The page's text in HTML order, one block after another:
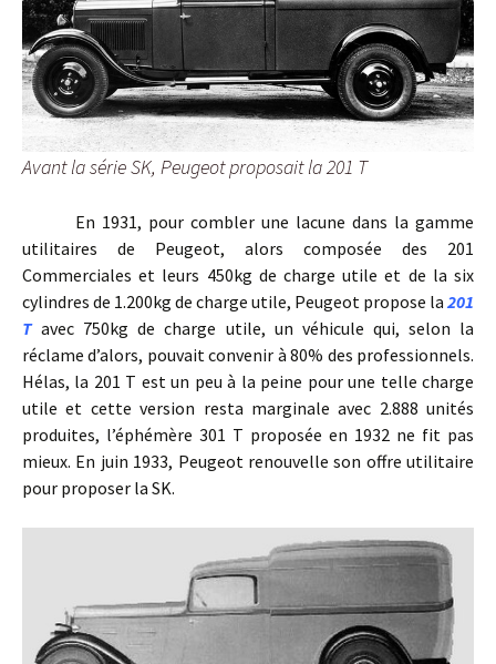
Avant la série SK, Peugeot proposait la 201 T
En 1931, pour combler une lacune dans la gamme
utilitaires de Peugeot, alors composée des 201
Commerciales et leurs 450kg de charge utile et de la six
cylindres de 1.200kg de charge utile, Peugeot propose la 201
Tavec 750kg de charge utile, un véhicule qui, selon la
réclame d’alors, pouvait convenir à 80% des professionnels.
Hélas, la 201 T est un peu à la peine pour une telle charge
utile et cette version resta marginale avec 2.888 unités
produites, l’éphémère 301 T proposée en 1932 ne fit pas
mieux. En juin 1933, Peugeot renouvelle son offre utilitaire
pour proposer la SK.